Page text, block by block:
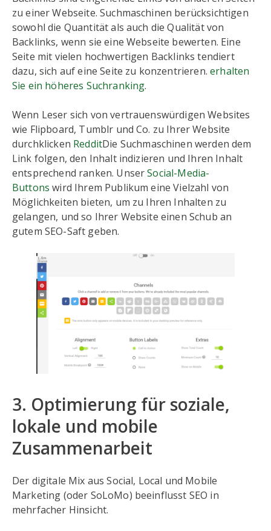
zu einer Webseite. Suchmaschinen berücksichtigen
sowohl die Quantität als auch die Qualität von
Backlinks, wenn sie eine Webseite bewerten. Eine
Seite mit vielen hochwertigen Backlinks tendiert
dazu, sich auf eine Seite zu konzentrieren.erhalten
Sie ein höheres Suchranking.
Wenn Leser sich von vertrauenswürdigen Websites
wie Flipboard, Tumblr und Co. zu Ihrer Website
durchklicken RedditDie Suchmaschinen werden dem
Link folgen, den Inhalt indizieren und Ihren Inhalt
entsprechend ranken. UnserSocial-Media-
Buttons wird Ihrem Publikum eine Vielzahl von
Möglichkeiten bieten, um zu Ihren Inhalten zu
gelangen, und so Ihrer Website einen Schub an
gutem SEO-Saft geben.
3. Optimierung für soziale,
lokale und mobile
Zusammenarbeit
Der digitale Mix aus Social, Local und Mobile
Marketing (oder SoLoMo) beeinflusst SEO in
mehrfacher Hinsicht.